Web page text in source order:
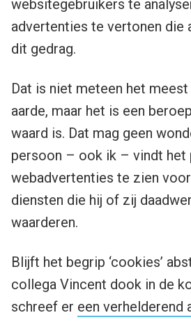
websitegebruikers te
advertenties te vertonen die
dit gedrag.
Dat is niet meteen het
aarde, maar het is een
waard is. Dat mag geen
persoon – ook ik – vindt het
webadvertenties te zien
diensten die hij of zij
waarderen.
Blijft het begrip ‘cookies’
collega Vincent dook in de
schreef er een verhelderend